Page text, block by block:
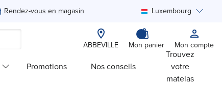
Rendez-vous en magasin Luxembourg
ABBEVILLE Mon panier Mon compte
Promotions Nos conseils
Trouvez
votre
matelas